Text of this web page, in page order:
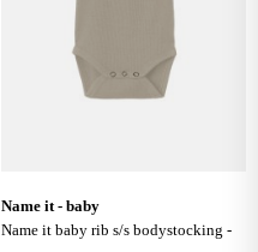
name it - baby
name it baby rib s/s bodystocking -